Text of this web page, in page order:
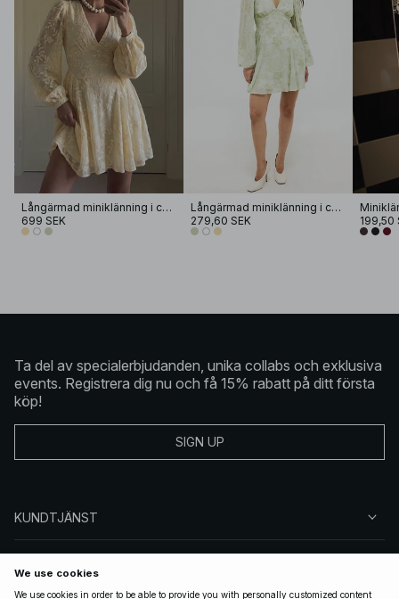
Långärmad miniklänning i chiffon med broderi
699 SEK
Långärmad miniklänning i chiffon med broderi
279,60 SEK
199,50
Ta del av specialerbjudanden, unika collabs och exklusiva
events. Registrera dig nu och få 15% rabatt på ditt första
köp!
SIGN UP
KUNDTJÄNST